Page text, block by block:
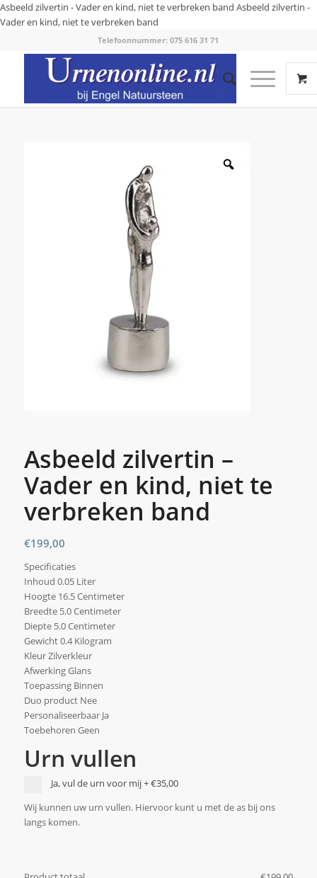
Asbeeld zilvertin - Vader en kind, niet te verbreken band Asbeeld zilvertin -
Vader en kind, niet te verbreken band
Telefoonnummer: 075 616 31 71
Asbeeld zilvertin –
Vader en kind, niet te
verbreken band
€199,00
Specificaties
Inhoud 0.05 Liter
Hoogte 16.5 Centimeter
Breedte 5.0 Centimeter
Diepte 5.0 Centimeter
Gewicht 0.4 Kilogram
Kleur Zilverkleur
Afwerking Glans
Toepassing Binnen
Duo product Nee
Personaliseerbaar Ja
Toebehoren Geen
Urn vullen
Ja, vul de urn voor mij+€35,00
Wij kunnen uw urn vullen. Hiervoor kunt u met de as bij ons
langs komen.